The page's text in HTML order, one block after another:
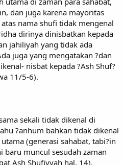
dan juga karena mayoritas
nama shufi tidak mengenal
dirinya dinisbatkan kepada
jahiliyah yang tidak ada
juga yang mengatakan ?dan
nisbat kepada ?Ash Shuf?
11/5-6).
sekali tidak dikenal di
?anhum bahkan tidak dikenal
(generasi sahabat, tabi?in
baru muncul sesudah zaman
Ash Shufiyyah hal. 14).